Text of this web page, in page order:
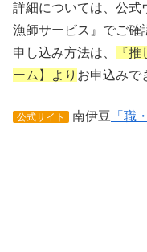
詳細については、公式
漁師サービス』でご確
申し込み方法は、
『
ーム】より お申込みで
公式サイト 南伊豆 「職